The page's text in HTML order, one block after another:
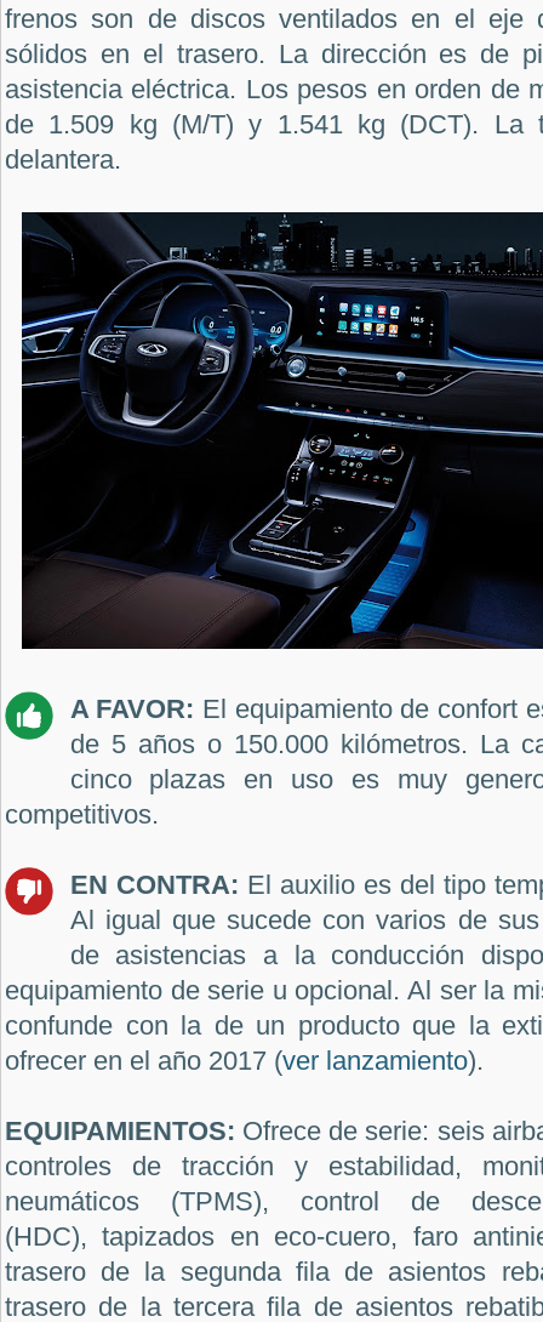
frenos son de discos ventilados en el eje
sólidos en el trasero. La dirección es de
asistencia eléctrica. Los pesos en orden de
de 1.509 kg (M/T) y 1.541 kg (DCT). La
delantera.
A FAVOR: El equipamiento de confort
de 5 años o 150.000 kilómetros. La
cinco plazas en uso es muy
competitivos.
EN CONTRA: El auxilio es del tipo
Al igual que sucede con varios de
de asistencias a la conducción
equipamiento de serie u opcional. Al ser la
confunde con la de un producto que la
ofrecer en el año 2017 (ver lanzamiento).
EQUIPAMIENTOS: Ofrece de serie: seis
controles de tracción y estabilidad,
neumáticos (TPMS), control de
(HDC), tapizados en eco-cuero, faro
trasero de la segunda fila de asientos
trasero de la tercera fila de asientos